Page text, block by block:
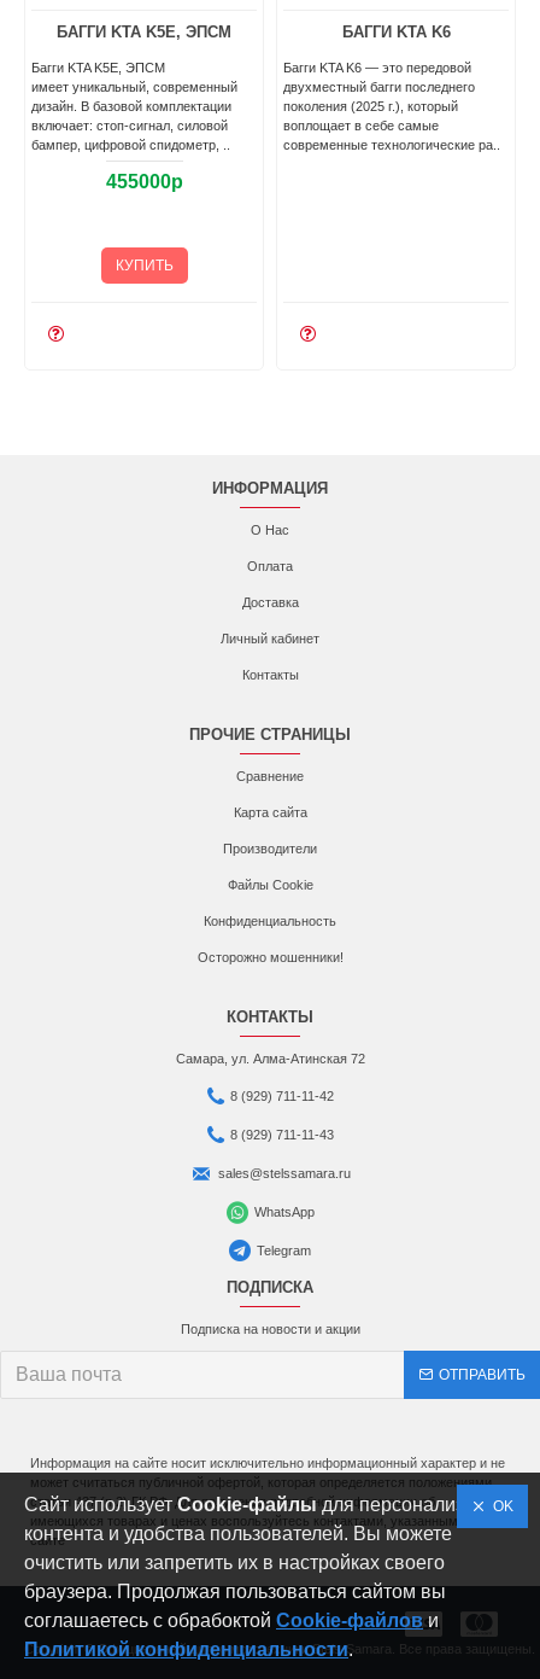
БАГГИ KTA K5E, ЭПСМ
Багги KTA K5E, ЭПСМ
имеет уникальный, современный
дизайн. В базовой комплектации
включает: стоп-сигнал, силовой
бампер, цифровой спидометр, ..
455000р
КУПИТЬ
БАГГИ KTA K6
Багги KTA K6 — это передовой
двухместный багги последнего
поколения (2025 г.), который
воплощает в себе самые
современные технологические ра..
ИНФОРМАЦИЯ
О Нас
Оплата
Доставка
Личный кабинет
Контакты
ПРОЧИЕ СТРАНИЦЫ
Сравнение
Карта сайта
Производители
Файлы Cookie
Конфиденциальность
Осторожно мошенники!
КОНТАКТЫ
Самара, ул. Алма-Атинская 72
8 (929) 711-11-42
8 (929) 711-11-43
sales@stelssamara.ru
WhatsApp
Telegram
ПОДПИСКА
Подписка на новости и акции
ОТПРАВИТЬ
Информация на сайте носит исключительно информационный характер и не
может считаться публичной офертой, которая определяется положениями
статьи 437 (п.2) ГК РФ. Для получения подробной информации об
имеющихся товарах и ценах воспользуйтесь контактами, указанными на
сайте
Copyright © Официальный дилер мототехники Stels-Samara. Все права защищены.
OK
Сайт используетCookie-файлыдля персонализации
контента и удобства пользователей. Вы можете
очистить или запретить их в настройках своего
браузера. Продолжая пользоваться сайтом вы
соглашаетесь с обрабоктой Cookie-файлови
Политикой конфиденциальности.